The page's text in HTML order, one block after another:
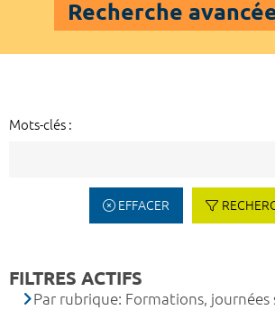
Recherche
Mots-clés :
EFFACER
FILTRES ACTIFS
Par rubrique: Formations,